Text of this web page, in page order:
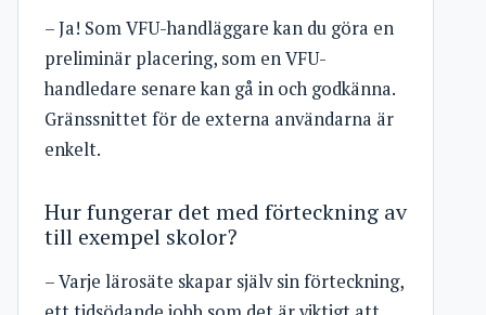
– Ja! Som VFU-handläggare kan du göra en
preliminär placering, som en VFU-
handledare senare kan gå in och godkänna.
Gränssnittet för de externa användarna är
enkelt.
Hur fungerar det med förteckning av
till exempel skolor?
– Varje lärosäte skapar själv sin förteckning,